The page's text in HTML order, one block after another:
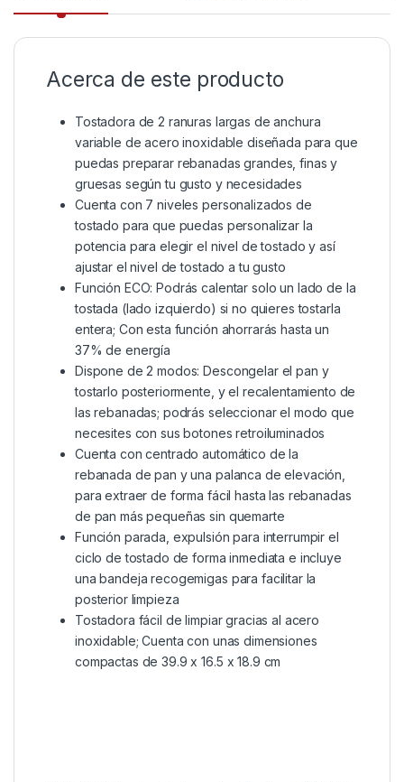
Acerca de este producto
Tostadora de 2 ranuras largas de anchura
variable de acero inoxidable diseñada para que
puedas preparar rebanadas grandes, finas y
gruesas según tu gusto y necesidades
Cuenta con 7 niveles personalizados de
tostado para que puedas personalizar la
potencia para elegir el nivel de tostado y así
ajustar el nivel de tostado a tu gusto
Función ECO: Podrás calentar solo un lado de la
tostada (lado izquierdo) si no quieres tostarla
entera; Con esta función ahorrarás hasta un
37% de energía
Dispone de 2 modos: Descongelar el pan y
tostarlo posteriormente, y el recalentamiento de
las rebanadas; podrás seleccionar el modo que
necesites con sus botones retroiluminados
Cuenta con centrado automático de la
rebanada de pan y una palanca de elevación,
para extraer de forma fácil hasta las rebanadas
de pan más pequeñas sin quemarte
Función parada, expulsión para interrumpir el
ciclo de tostado de forma inmediata e incluye
una bandeja recogemigas para facilitar la
posterior limpieza
Tostadora fácil de limpiar gracias al acero
inoxidable; Cuenta con unas dimensiones
compactas de 39.9 x 16.5 x 18.9 cm